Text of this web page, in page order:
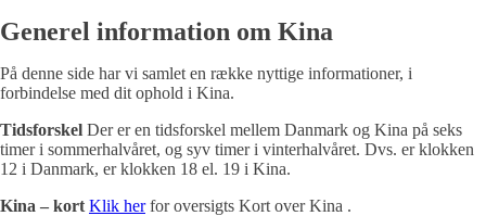
Generel information om Kina
På denne side har vi samlet en række nyttige informationer, i
forbindelse med dit ophold i Kina.
Tidsforskel Der er en tidsforskel mellem Danmark og Kina på seks
timer i sommerhalvåret, og syv timer i vinterhalvåret. Dvs. er klokken
12 i Danmark, er klokken 18 el. 19 i Kina.
Kina – kort Klik herfor oversigts Kort over Kina .